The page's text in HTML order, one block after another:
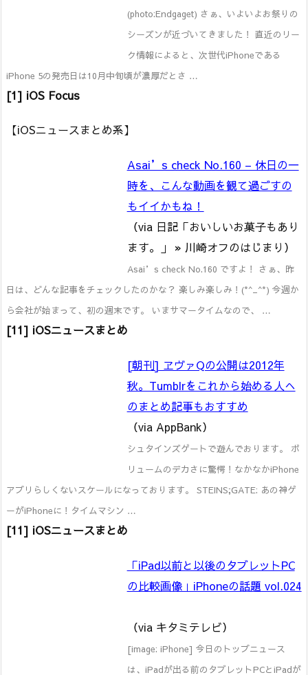
(photo:Endgaget) さぁ、いよいよお祭りの
シーズンが近づいてきました！ 直近のリー
ク情報によると、次世代iPhoneである
iPhone 5の発売日は10月中旬頃が濃厚だとさ …
[1] iOS Focus
【iOSニュースまとめ系】
Asai’s check No.160 – 休日の一
時を、こんな動画を観て過ごすの
もイイかもね！
（via 日記「おいしいお菓子もあり
ます。」 » 川崎オフのはじまり）
Asai’s check No.160 ですよ！ さぁ、昨
日は、どんな記事をチェックしたのかな？ 楽しみ楽しみ！(*^_^*) 今週か
ら会社が始まって、初の週末です。 いまサマータイムなので、 …
[11] iOSニュースまとめ
[朝刊] ヱヴァQの公開は2012年
秋。Tumblrをこれから始める人へ
のまとめ記事もおすすめ
（via AppBank）
シュタインズゲートで遊んでおります。 ボ
リュームのデカさに驚愕！なかなかiPhone
アプリらしくないスケールになっております。 STEINS;GATE: あの神ゲ
ーがiPhoneに！タイムマシン …
[11] iOSニュースまとめ
「iPad以前と以後のタブレットPC
の比較画像」iPhoneの話題 vol.024
（via キタミテレビ）
[image: iPhone] 今日のトップニュース
は、iPadが出る前のタブレットPCとiPadが